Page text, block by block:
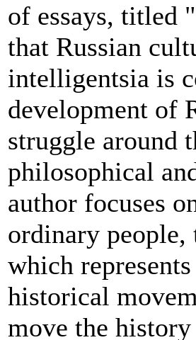
of essays, titled
that Russian
intelligentsia is
development of
struggle around
philosophical
author focuses
ordinary
which
historical
move the